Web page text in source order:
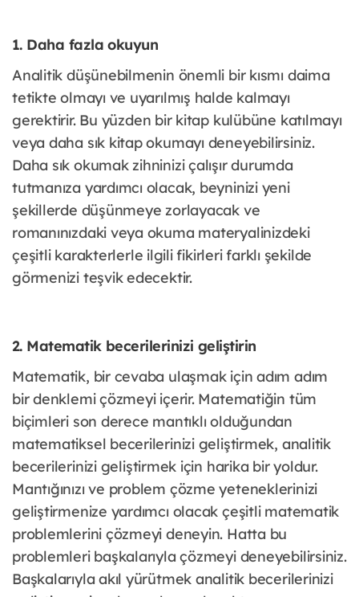
1. Daha fazla okuyun
Analitik düşünebilmenin önemli bir kısmı daima
tetikte olmayı ve uyarılmış halde kalmayı
gerektirir. Bu yüzden bir kitap kulübüne katılmayı
veya daha sık kitap okumayı deneyebilirsiniz.
Daha sık okumak zihninizi çalışır durumda
tutmanıza yardımcı olacak, beyninizi yeni
şekillerde düşünmeye zorlayacak ve
romanınızdaki veya okuma materyalinizdeki
çeşitli karakterlerle ilgili fikirleri farklı şekilde
görmenizi teşvik edecektir.
2. Matematik becerilerinizi geliştirin
Matematik, bir cevaba ulaşmak için adım adım
bir denklemi çözmeyi içerir. Matematiğin tüm
biçimleri son derece mantıklı olduğundan
matematiksel becerilerinizi geliştirmek, analitik
becerilerinizi geliştirmek için harika bir yoldur.
Mantığınızı ve problem çözme yeteneklerinizi
geliştirmenize yardımcı olacak çeşitli matematik
problemlerini çözmeyi deneyin. Hatta bu
problemleri başkalarıyla çözmeyi deneyebilirsiniz.
Başkalarıyla akıl yürütmek analitik becerilerinizi